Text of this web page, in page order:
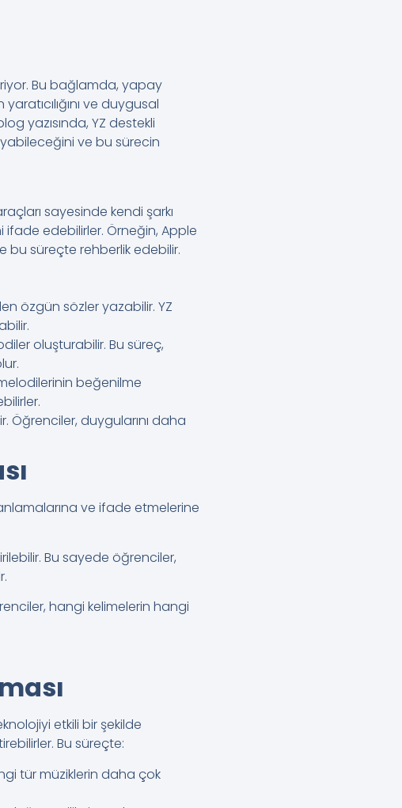
Bu bağlamda, yapay
ve duygusal
yazısında, YZ destekli
ve bu sürecin
sayesinde kendi şarkı
ifade edebilirler. Örneğin, Apple
bu süreçte rehberlik edebilir.
özgün sözler yazabilir. YZ
oluşturabilir. Bu süreç,
beğenilme
Öğrenciler, duygularını daha
ve ifade etmelerine
Bu sayede öğrenciler,
hangi kelimelerin hangi
etkili bir şekilde
Bu süreçte:
tür müziklerin daha çok